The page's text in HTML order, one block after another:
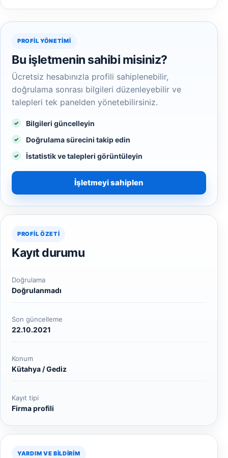
PROFIL YÖNETIMI
Bu işletmenin sahibi misiniz?
Ücretsiz hesabınızla profili sahiplenebilir,
doğrulama sonrası bilgileri düzenleyebilir ve
talepleri tek panelden yönetebilirsiniz.
Bilgileri güncelleyin
Doğrulama sürecini takip edin
İstatistik ve talepleri görüntüleyin
İşletmeyi sahiplen
PROFIL ÖZETI
Kayıt durumu
Doğrulama
Doğrulanmadı
Son güncelleme
22.10.2021
Konum
Kütahya / Gediz
Kayıt tipi
Firma profili
YARDIM VE BILDIRIM